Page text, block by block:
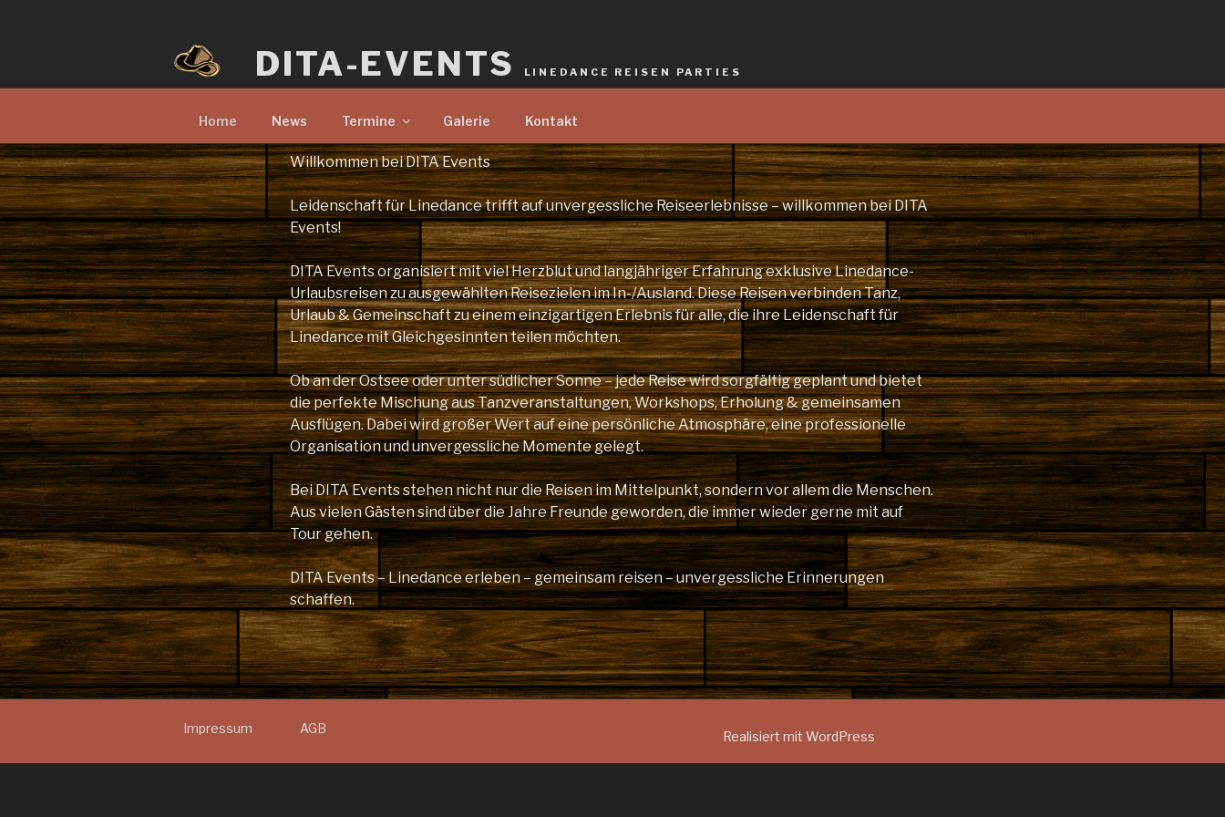
DITA-EVENTS LINEDANCE REISEN PARTIES
Home News Termine Galerie Kontakt
Willkommen bei DITA Events
Leidenschaft für Linedance trifft auf unvergessliche Reiseerlebnisse – willkommen bei DITA
Events!
DITA Events organisiert mit viel Herzblut und langjähriger Erfahrung exklusive Linedance-
Urlaubsreisen zu ausgewählten Reisezielen im In-/Ausland. Diese Reisen verbinden Tanz,
Urlaub & Gemeinschaft zu einem einzigartigen Erlebnis für alle, die ihre Leidenschaft für
Linedance mit Gleichgesinnten teilen möchten.
Ob an der Ostsee oder unter südlicher Sonne – jede Reise wird sorgfältig geplant und bietet
die perfekte Mischung aus Tanzveranstaltungen, Workshops, Erholung & gemeinsamen
Ausflügen. Dabei wird großer Wert auf eine persönliche Atmosphäre, eine professionelle
Organisation und unvergessliche Momente gelegt.
Bei DITA Events stehen nicht nur die Reisen im Mittelpunkt, sondern vor allem die Menschen.
Aus vielen Gästen sind über die Jahre Freunde geworden, die immer wieder gerne mit auf
Tour gehen.
DITA Events – Linedance erleben – gemeinsam reisen – unvergessliche Erinnerungen
schaffen.
Impressum AGB
Realisiert mit WordPress